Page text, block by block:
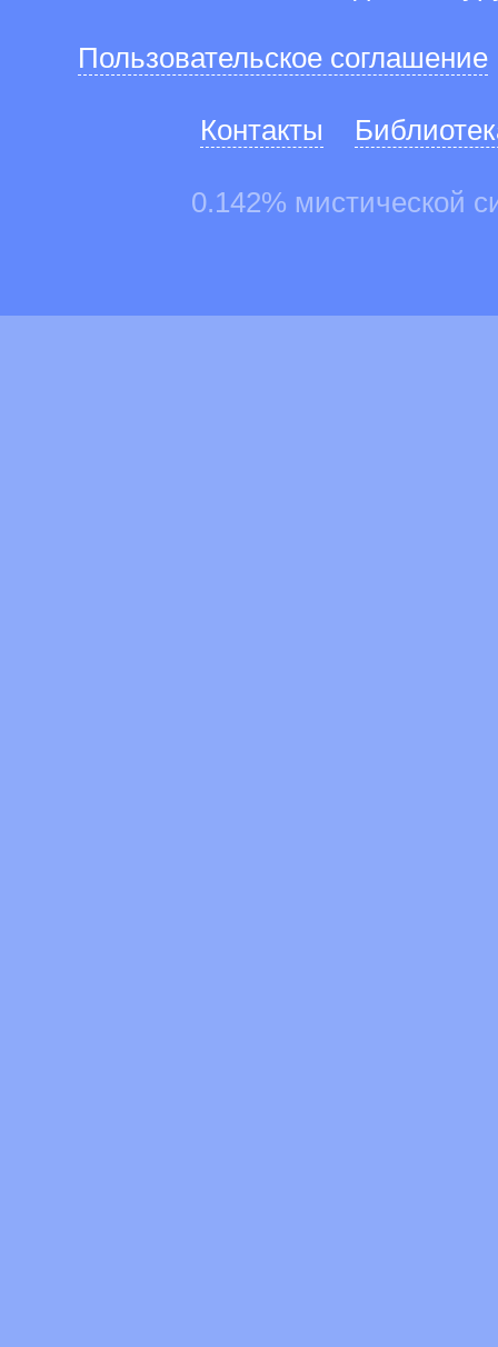
Пользовательское соглашение
Контакты
0.142% мистической